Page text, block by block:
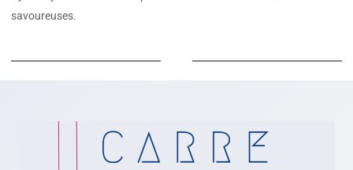
savoureuses.